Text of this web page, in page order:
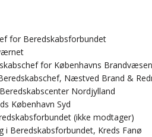
for Beredskabsforbundet
for Københavns Brandvæsen
Næstved Brand &
Nordjylland
København Syd
(ikke modtager)
i Beredskabsforbundet, Kreds Fanø